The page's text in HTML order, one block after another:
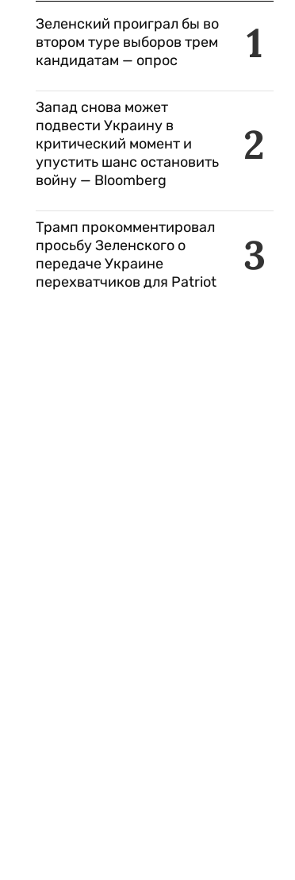
1
Зеленский проиграл бы во
втором туре выборов трем
кандидатам — опрос
2
Запад снова может
подвести Украину в
критический момент и
упустить шанс остановить
войну — Bloomberg
3
Трамп прокомментировал
просьбу Зеленского о
передаче Украине
перехватчиков для Patriot